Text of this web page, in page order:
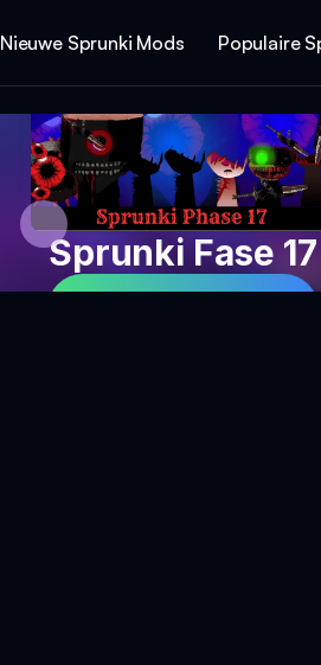
Nieuwe Sprunki Mods Populaire
Sprunki Fase 17